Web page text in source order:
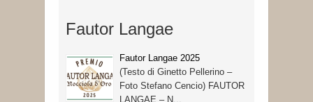
Fautor Langae
Fautor Langae 2025
(Testo di Ginetto Pellerino –
Foto Stefano Cencio) FAUTOR
LANGAE – N...